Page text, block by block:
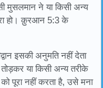
मुसलमान ने या किसी अन्य
हो। क़ुरआन 5:3 के
इसकी अनुमति नहीं देता
तोड़कर या किसी अन्य तरीके
पूरा नहीं करता है, उसे मना